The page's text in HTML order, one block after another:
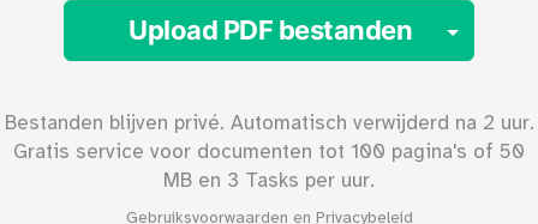
Upload PDF bestanden
Bestanden blijven privé. Automatisch verwijderd na 2 uur.
Gratis service voor documenten tot 100 pagina's of 50
MB en 3 Tasks per uur.
Gebruiksvoorwaarden en Privacybeleid